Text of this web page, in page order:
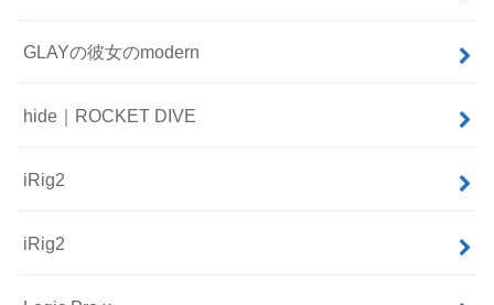
GLAYの彼女のmodern
hide｜ROCKET DIVE
iRig2
iRig2